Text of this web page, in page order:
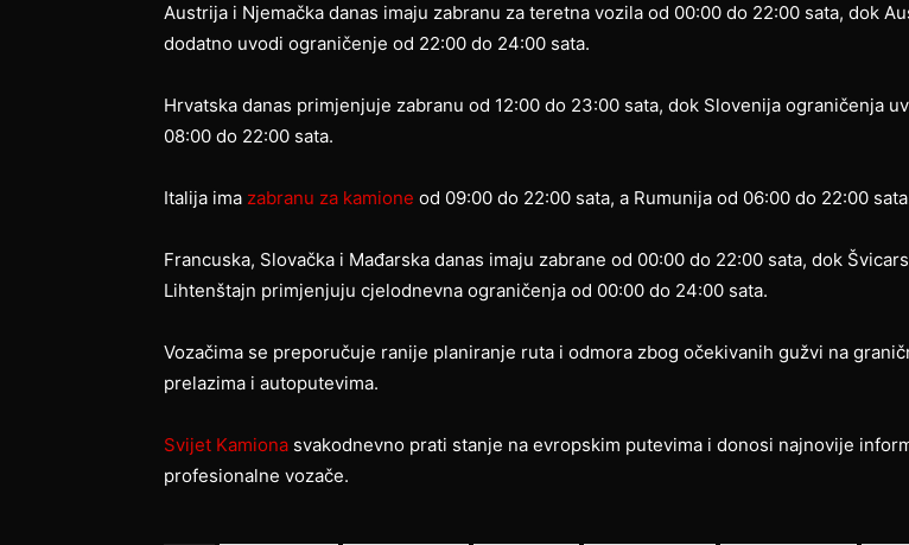
Austrija i Njemačka danas imaju zabranu za teretna vozila od 00:00 do 22:00 sata, dok
dodatno uvodi ograničenje od 22:00 do 24:00 sata.
Hrvatska danas primjenjuje zabranu od 12:00 do 23:00 sata, dok Slovenija ograničenja
08:00 do 22:00 sata.
Italija ima zabranu za kamione od 09:00 do 22:00 sata, a Rumunija od 06:00 do 22:00
Francuska, Slovačka i Mađarska danas imaju zabrane od 00:00 do 22:00 sata, dok
Lihtenštajn primjenjuju cjelodnevna ograničenja od 00:00 do 24:00 sata.
Vozačima se preporučuje ranije planiranje ruta i odmora zbog očekivanih gužvi na
prelazima i autoputevima.
Svijet Kamiona svakodnevno prati stanje na evropskim putevima i donosi najnovije
profesionalne vozače.